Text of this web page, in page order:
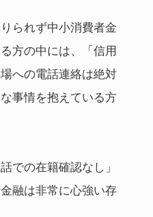
られず中小消費者金
方の中には、「信用
への電話連絡は絶対
事情を抱えている方
での在籍確認なし」
融は非常に心強い存